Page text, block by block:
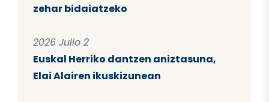
zehar bidaiatzeko
2026 Julio 2
Euskal Herriko dantzen aniztasuna,
Elai Alairen ikuskizunean